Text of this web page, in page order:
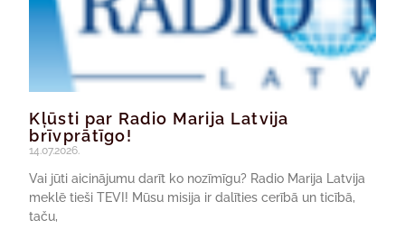
Kļūsti par Radio Marija Latvija
brīvprātīgo!
14.07.2026.
Vai jūti aicinājumu darīt ko nozīmīgu? Radio Marija Latvija
meklē tieši TEVI! Mūsu misija ir dalīties cerībā un ticībā,
taču,